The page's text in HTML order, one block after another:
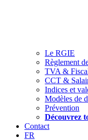
Le RGIE
Règlement
TVA &
CCT &
Indices et
Modèles de
Prévention
Découvrez
Contact
FR